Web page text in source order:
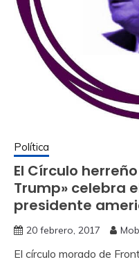
Política
El Círculo
Trump» celebra
presidente
20 febrero, 2017
El círculo morado de